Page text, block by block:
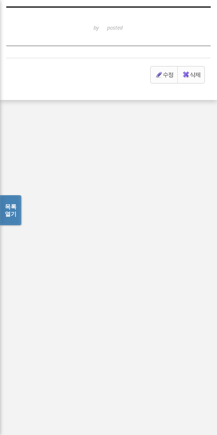
by posted
수정 삭제
목록
열기
Sketchbook5, 스케치북5
Sketchbook5, 스케치북5